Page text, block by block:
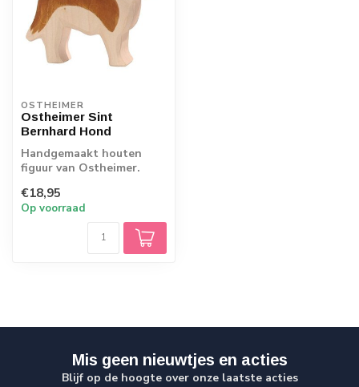
OSTHEIMER
Ostheimer Sint
Bernhard Hond
Handgemaakt houten
figuur van Ostheimer.
€18,95
Op voorraad
Mis geen nieuwtjes en acties
Blijf op de hoogte over onze laatste acties